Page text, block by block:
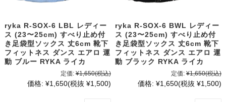
ryka R-SOX-6 LBL レディー
ス (23〜25cm) すべり止め付
き足袋型ソックス 丈6cm 靴下
フィットネス ダンス エアロ 運
動 ブルー RYKA ライカ
定価: ¥1,650(税込)
価格: ¥1,650(税抜 ¥1,500)
ryka R-SOX-6 BWL レディー
ス (23〜25cm) すべり止め付
き足袋型ソックス 丈6cm 靴下
フィットネス ダンス エアロ 運
動 ブラック RYKA ライカ
定価: ¥1,650(税込)
価格: ¥1,650(税抜 ¥1,500)